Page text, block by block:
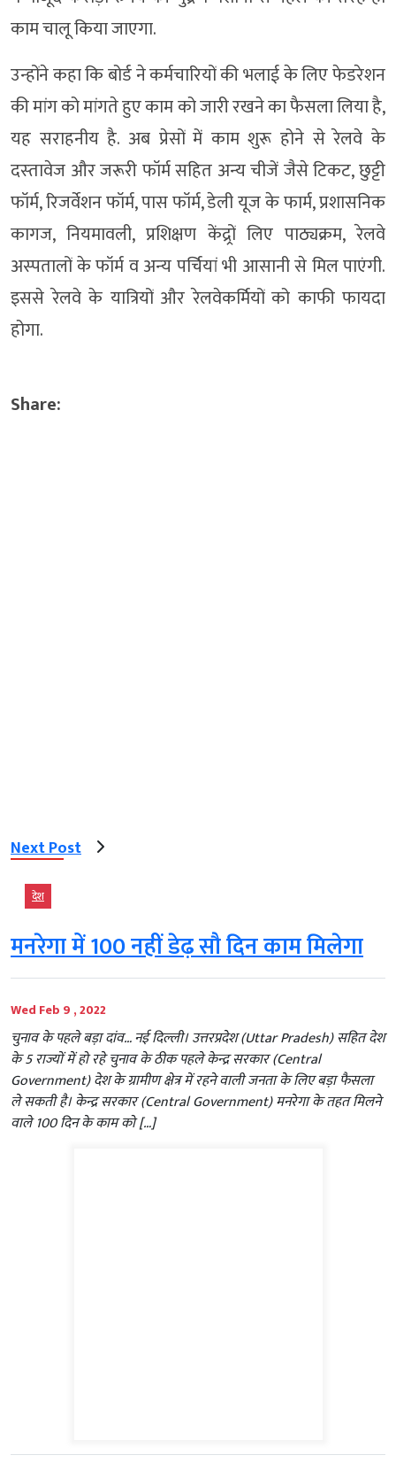
काम चालू किया जाएगा.
उन्‍होंने कहा कि बोर्ड ने कर्मचारियों की भलाई के लिए फेडरेशन
की मांग को मांगते हुए काम को जारी रखने का फैसला लिया है,
यह सराहनीय है. अब प्रेसों में काम शुरू होने से रेलवे के
दस्‍तावेज और जरूरी फॉर्म सहित अन्‍य चीजें जैसे टिकट, छुट्टी
फॉर्म, रिजर्वेशन फॉर्म, पास फॉर्म, डेली यूज के फार्म, प्रशासनिक
कागज, नियमावली, प्रशिक्षण केंद्र्रों लिए पाठ्यक्रम, रेलवे
अस्‍पतालों के फॉर्म व अन्‍य पर्चियां भी आसानी से मिल पाएंगी.
इससे रेलवे के यात्रियों और रेलवेकर्मियों को काफी फायदा
होगा.
Share:
Next Post
देश
मनरेगा में 100 नहीं डेढ़ सौ दिन काम मिलेगा
Wed Feb 9 , 2022
चुनाव के पहले बड़ा दांव… नई दिल्ली। उत्तरप्रदेश (Uttar Pradesh) सहित देश
के 5 राज्यों में हो रहे चुनाव के ठीक पहले केन्द्र सरकार (Central
Government) देश के ग्रामीण क्षेत्र में रहने वाली जनता के लिए बड़ा फैसला
ले सकती है। केन्द्र सरकार (Central Government) मनरेगा के तहत मिलने
वाले 100 दिन के काम को […]